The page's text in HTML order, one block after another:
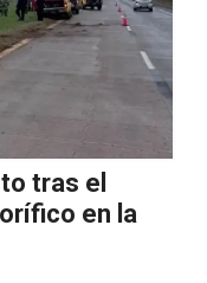
tras el
en la